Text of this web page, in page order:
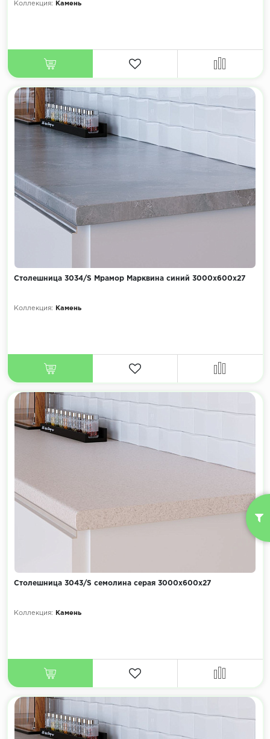
Коллекция: Камень
Столешница 3034/S Мрамор Марквина синий 3000х600х27
Коллекция: Камень
Столешница 3043/S семолина серая 3000х600х27
Коллекция: Камень